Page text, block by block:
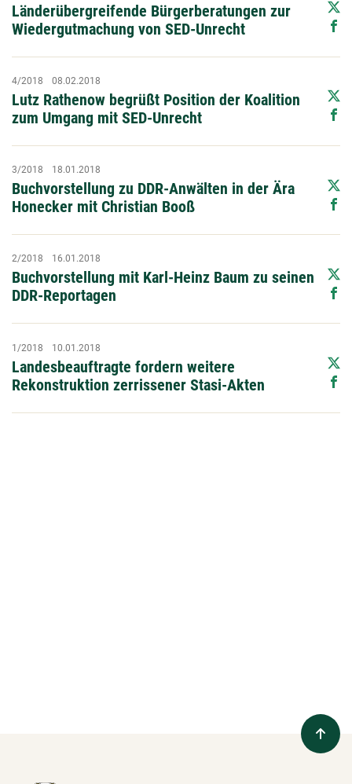
Länderübergreifende Bürgerberatungen zur
Wiedergutmachung von SED-Unrecht
Lutz Rathenow begrüßt Position der Koalition
zum Umgang mit SED-Unrecht
4/2018 08.02.2018
Buchvorstellung zu DDR-Anwälten in der Ära
Honecker mit Christian Booß
3/2018 18.01.2018
Buchvorstellung mit Karl-Heinz Baum zu seinen
DDR-Reportagen
2/2018 16.01.2018
Landesbeauftragte fordern weitere
Rekonstruktion zerrissener Stasi-Akten
1/2018 10.01.2018